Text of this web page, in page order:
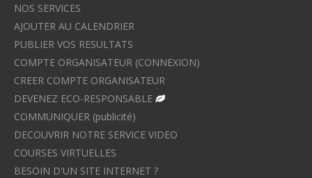
NOS SERVICES
AJOUTER AU CALENDRIER
PUBLIER VOS RESULTATS
COMPTE ORGANISATEUR (CONNEXION)
CREER COMPTE ORGANISATEUR
DEVENEZ ECO-RESPONSABLE
COMMUNIQUER (publicité)
DECOUVRIR NOTRE SERVICE VIDEO
COURSES VIRTUELLES
BESOIN D'UN SITE INTERNET ?